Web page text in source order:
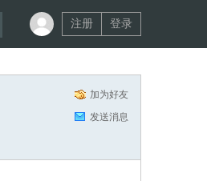
注册 登录
加为好友
发送消息